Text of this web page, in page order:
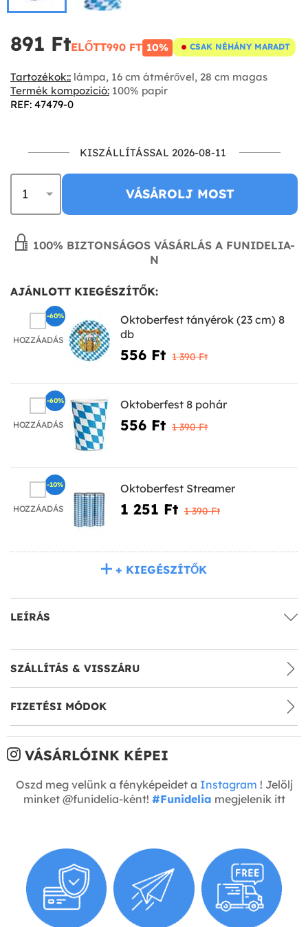
891 Ft‎ELŐTT990 FT‎ 10% CSAK NÉHÁNY MARADT
Tartozékok:: lámpa, 16 cm átmérővel, 28 cm magas
Termék kompozíció: 100% papír
REF: 47479-0
KISZÁLLÍTÁSSAL 2026-08-11
VÁSÁROLJ MOST
100% BIZTONSÁGOS VÁSÁRLÁS A FUNIDELIA-
N
AJÁNLOTT KIEGÉSZÍTŐK:
HOZZÁADÁS
Oktoberfest tányérok (23 cm) 8
db
556 Ft‎ 1 390 Ft‎
-60%
HOZZÁADÁS
Oktoberfest 8 pohár
556 Ft‎ 1 390 Ft‎
-60%
HOZZÁADÁS
Oktoberfest Streamer
1 251 Ft‎ 1 390 Ft‎
-10%
+ KIEGÉSZÍTŐK
LEÍRÁS
SZÁLLÍTÁS & VISSZÁRU
FIZETÉSI MÓDOK
VÁSÁRLÓINK KÉPEI
Oszd meg velünk a fényképeidet a Instagram ! Jelölj
minket @funidelia-ként! #Funidelia megjelenik itt